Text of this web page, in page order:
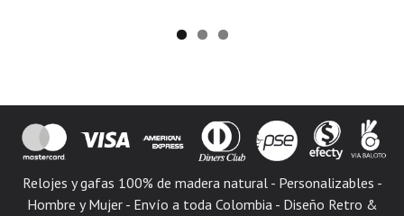
Relojes y gafas 100% de madera natural - Personalizables -
Hombre y Mujer - Envío a toda Colombia - Diseño Retro &